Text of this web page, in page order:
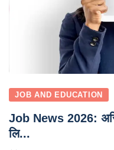
JOB AND EDUCATION
Job News 2026:
लि...